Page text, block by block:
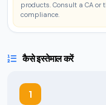
products. Consult a CA or
compliance.
कैसे इस्तेमाल करें
1